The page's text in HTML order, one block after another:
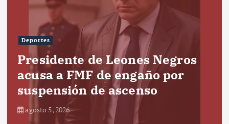
Deportes
Presidente de Leones Negros
acusa a FMF de engaño por
suspensión de ascenso
agosto 5, 2026